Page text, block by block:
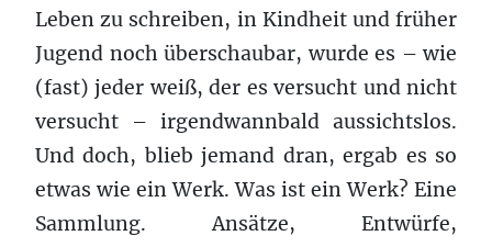
Leben zu schreiben, in Kindheit und früher
Jugend noch überschaubar, wurde es – wie
(fast) jeder weiß, der es versucht und nicht
versucht – irgendwannbald aussichtslos.
Und doch, blieb jemand dran, ergab es so
etwas wie ein Werk. Was ist ein Werk? Eine
Sammlung. Ansätze, Entwürfe,